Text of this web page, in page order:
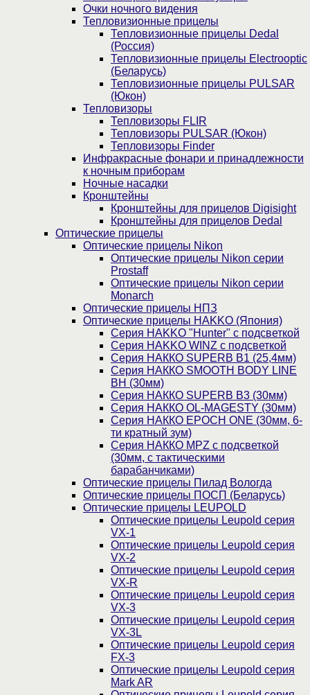
Очки ночного видения
Тепловизионные прицелы
Тепловизионные прицелы Dedal
(Россия)
Тепловизионные прицелы Electrooptic
(Беларусь)
Тепловизионные прицелы PULSAR
(Юкон)
Тепловизоры
Тепловизоры FLIR
Тепловизоры PULSAR (Юкон)
Тепловизоры Finder
Инфракрасные фонари и принадлежности
к ночным приборам
Ночные насадки
Кронштейны
Кронштейны для прицелов Digisight
Кронштейны для прицелов Dedal
Оптические прицелы
Оптические прицелы Nikon
Оптические прицелы Nikon серии
Prostaff
Оптические прицелы Nikon серии
Monarch
Оптические прицелы НПЗ
Оптические прицелы HAKKO (Япония)
Cерия HAKKO "Hunter" с подсветкой
Серия НAKKO WINZ с подсветкой
Серия НАККО SUPERB B1 (25,4мм)
Серия НАККО SMOOTH BODY LINE
BH (30мм)
Серия НАККО SUPERB B3 (30мм)
Серия НАККО OL-MAGESTY (30мм)
Серия НАККО EPOCH ONE (30мм, 6-
ти кратный зум)
Серия НАККО MPZ с подсветкой
(30мм, c тактическими
барабанчиками)
Оптические прицелы Пилад Вологда
Оптические прицелы ПОСП (Беларусь)
Оптические прицелы LEUPOLD
Оптические прицелы Leupold серия
VX-1
Оптические прицелы Leupold серия
VX-2
Оптические прицелы Leupold серия
VX-R
Оптические прицелы Leupold серия
VX-3
Оптические прицелы Leupold серия
VX-3L
Оптические прицелы Leupold серия
FX-3
Оптические прицелы Leupold серия
Mark AR